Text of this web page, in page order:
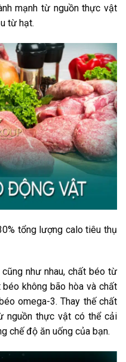
mạnh từ nguồn thực vật
từ hạt.
tổng lượng calo tiêu thụ
như nhau, chất béo từ
không bão hòa và chất
omega-3. Thay thế chất
nguồn thực vật có thể cải
chế độ ăn uống của bạn.